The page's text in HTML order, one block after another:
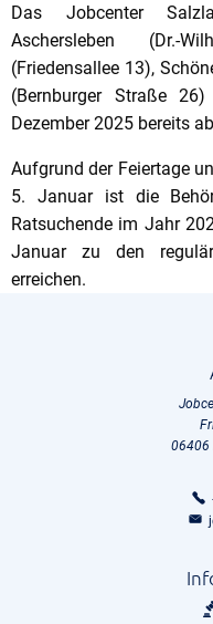
Das Jobcenter
Aschersleben (Dr.-
(Friedensallee 13),
(Bernburger Straße
Dezember 2025 bereits
Aufgrund der Feiertage
5. Januar ist die
Ratsuchende im Jahr
Januar zu den
erreichen.
06406